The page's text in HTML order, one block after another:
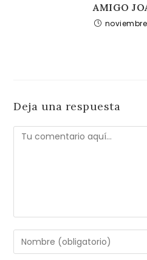
AMIGO
noviembre
Deja una respuesta
Comentario
Introduce
tu